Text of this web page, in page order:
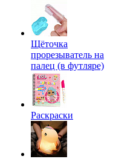
Щёточка
прорезыватель на
палец (в футляре)
Раскраски